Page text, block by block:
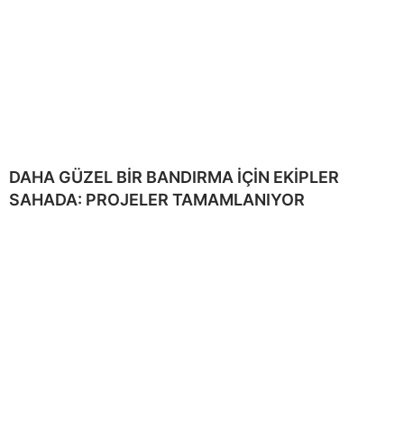
DAHA GÜZEL BİR BANDIRMA İÇİN EKİPLER
SAHADA: PROJELER TAMAMLANIYOR